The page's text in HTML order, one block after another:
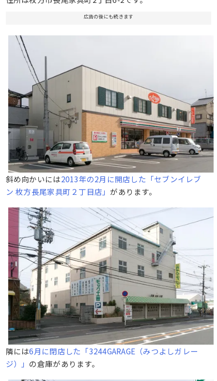
広告の後にも続きます
斜め向かいには2013年の2月に開店した「セブンイレブ
ン 枚方長尾家具町２丁目店」 があります。
隣には6月に閉店した「3244GARAGE（みつよしガレー
ジ）」 の倉庫があります。